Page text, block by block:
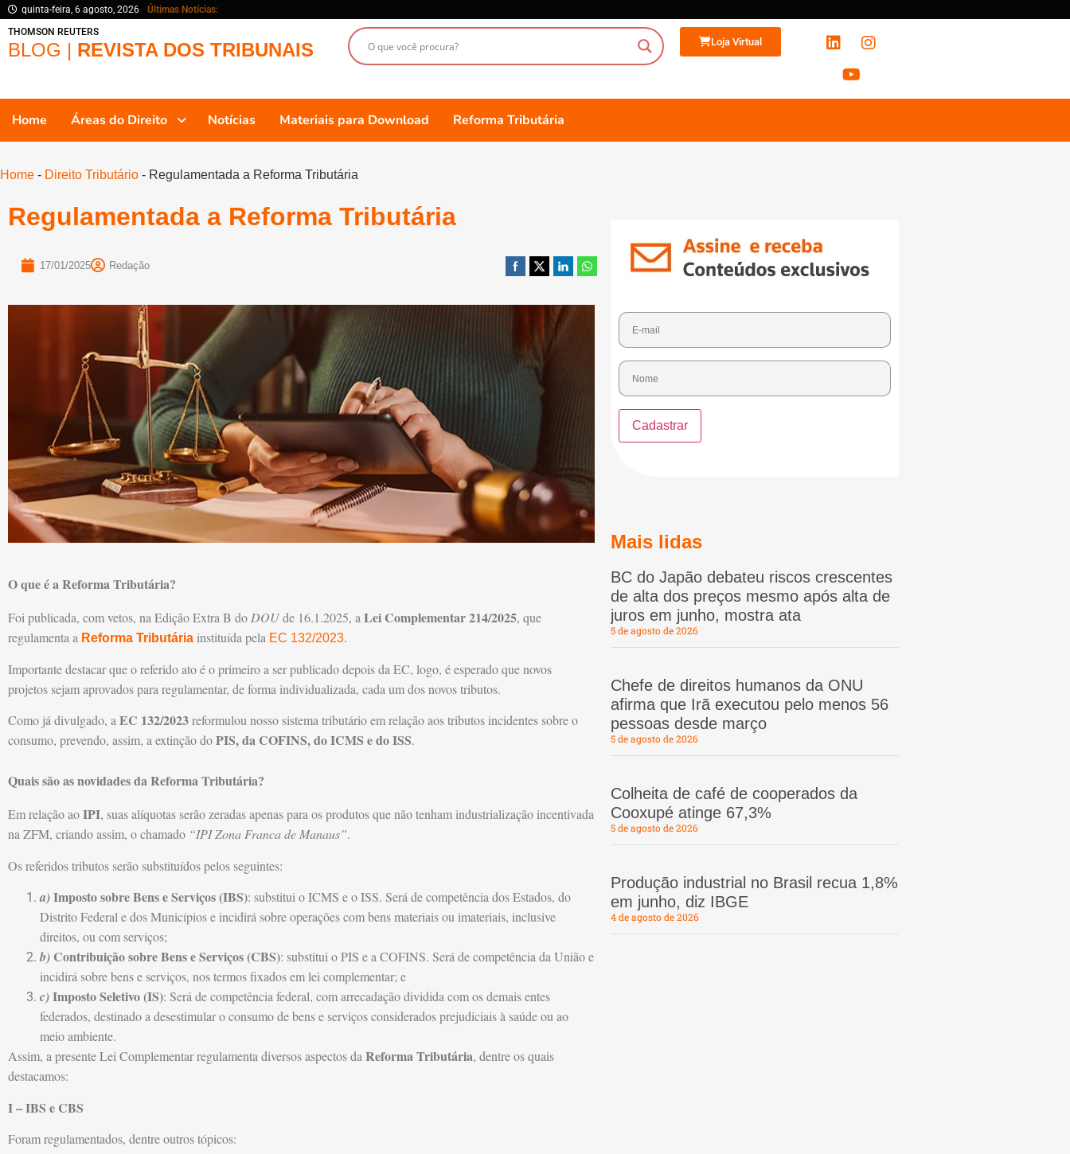
quinta-feira, 6 agosto, 2026
Últimas Notícias:
THOMSON REUTERS
BLOG | REVISTA DOS TRIBUNAIS Loja Virtual
Home Áreas do Direito Notícias Materiais para Download Reforma Tributária
Home - Direito Tributário - Regulamentada a Reforma Tributária
Regulamentada a Reforma Tributária
17/01/2025 Redação
O que é a Reforma Tributária?
Foi publicada, com vetos, na Edição Extra B do DOUde 16.1.2025, a Lei Complementar 214/2025, que
regulamenta a Reforma Tributária instituída pela EC 132/2023.
Importante destacar que o referido ato é o primeiro a ser publicado depois da EC, logo, é esperado que novos
projetos sejam aprovados para regulamentar, de forma individualizada, cada um dos novos tributos.
Como já divulgado, a EC 132/2023reformulou nosso sistema tributário em relação aos tributos incidentes sobre o
consumo, prevendo, assim, a extinção doPIS, da COFINS, do ICMS e do ISS.
Quais são as novidades da Reforma Tributária?
Em relação aoIPI, suas alíquotas serão zeradas apenas para os produtos que não tenham industrialização incentivada
na ZFM, criando assim, o chamado “IPI Zona Franca de Manaus”.
Os referidos tributos serão substituídos pelos seguintes:
a)Imposto sobre Bens e Serviços (IBS): substitui o ICMS e o ISS. Será de competência dos Estados, do
Distrito Federal e dos Municípios e incidirá sobre operações com bens materiais ou imateriais, inclusive
direitos, ou com serviços;
b) Contribuição sobre Bens e Serviços (CBS): substitui o PIS e a COFINS. Será de competência da União e
incidirá sobre bens e serviços, nos termos fixados em lei complementar; e
c)Imposto Seletivo (IS): Será de competência federal, com arrecadação dividida com os demais entes
federados, destinado a desestimular o consumo de bens e serviços considerados prejudiciais à saúde ou ao
meio ambiente.
Assim, a presente Lei Complementar regulamenta diversos aspectos da Reforma Tributária, dentre os quais
destacamos:
I – IBS e CBS
Foram regulamentados, dentre outros tópicos:
Mais lidas
BC do Japão debateu riscos crescentes
de alta dos preços mesmo após alta de
juros em junho, mostra ata
5 de agosto de 2026
Chefe de direitos humanos da ONU
afirma que Irã executou pelo menos 56
pessoas desde março
5 de agosto de 2026
Colheita de café de cooperados da
Cooxupé atinge 67,3%
5 de agosto de 2026
Produção industrial no Brasil recua 1,8%
em junho, diz IBGE
4 de agosto de 2026